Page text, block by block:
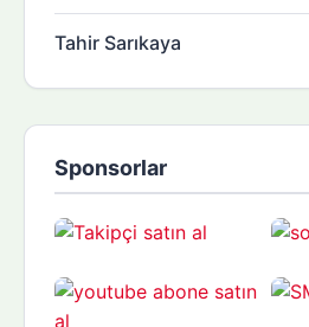
Tahir Sarıkaya
Sponsorlar